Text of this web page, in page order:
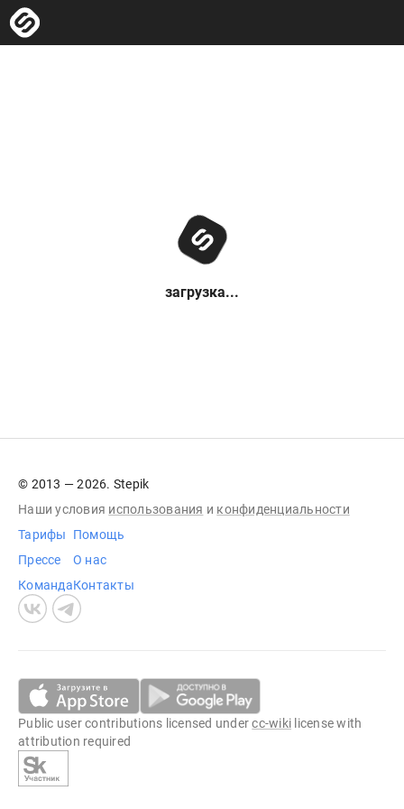
загрузка...
© 2013 — 2026. Stepik
Наши условия использования и конфиденциальности
Тарифы
Прессе
Команда
Помощь
О нас
Контакты
Public user contributions licensed undercc-wiki license with
attribution required